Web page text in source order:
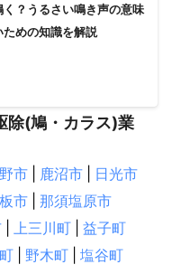
く？うるさい鳴き声の意味
めの知識を解説
除(鳩・カラス)業
市 鹿沼市
日光市
市
那須塩原市
上三川町
益子町
野木町
塩谷町